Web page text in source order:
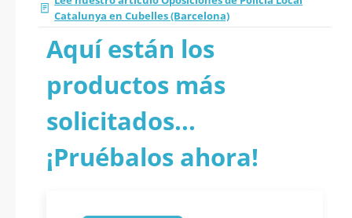
Catalunya en Cubelles (Barcelona)
Aquí están los
productos más
solicitados...
¡Pruébalos ahora!